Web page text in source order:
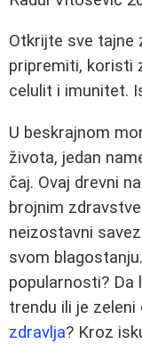
Otkrijte sve tajne
pripremiti, koristi
celulit i imunitet.
U beskrajnom
života, jedan
čaj. Ovaj drevni
brojnim
neizostavni
svom
popularnosti? Da
trendu ili je
zdravlja? Kroz